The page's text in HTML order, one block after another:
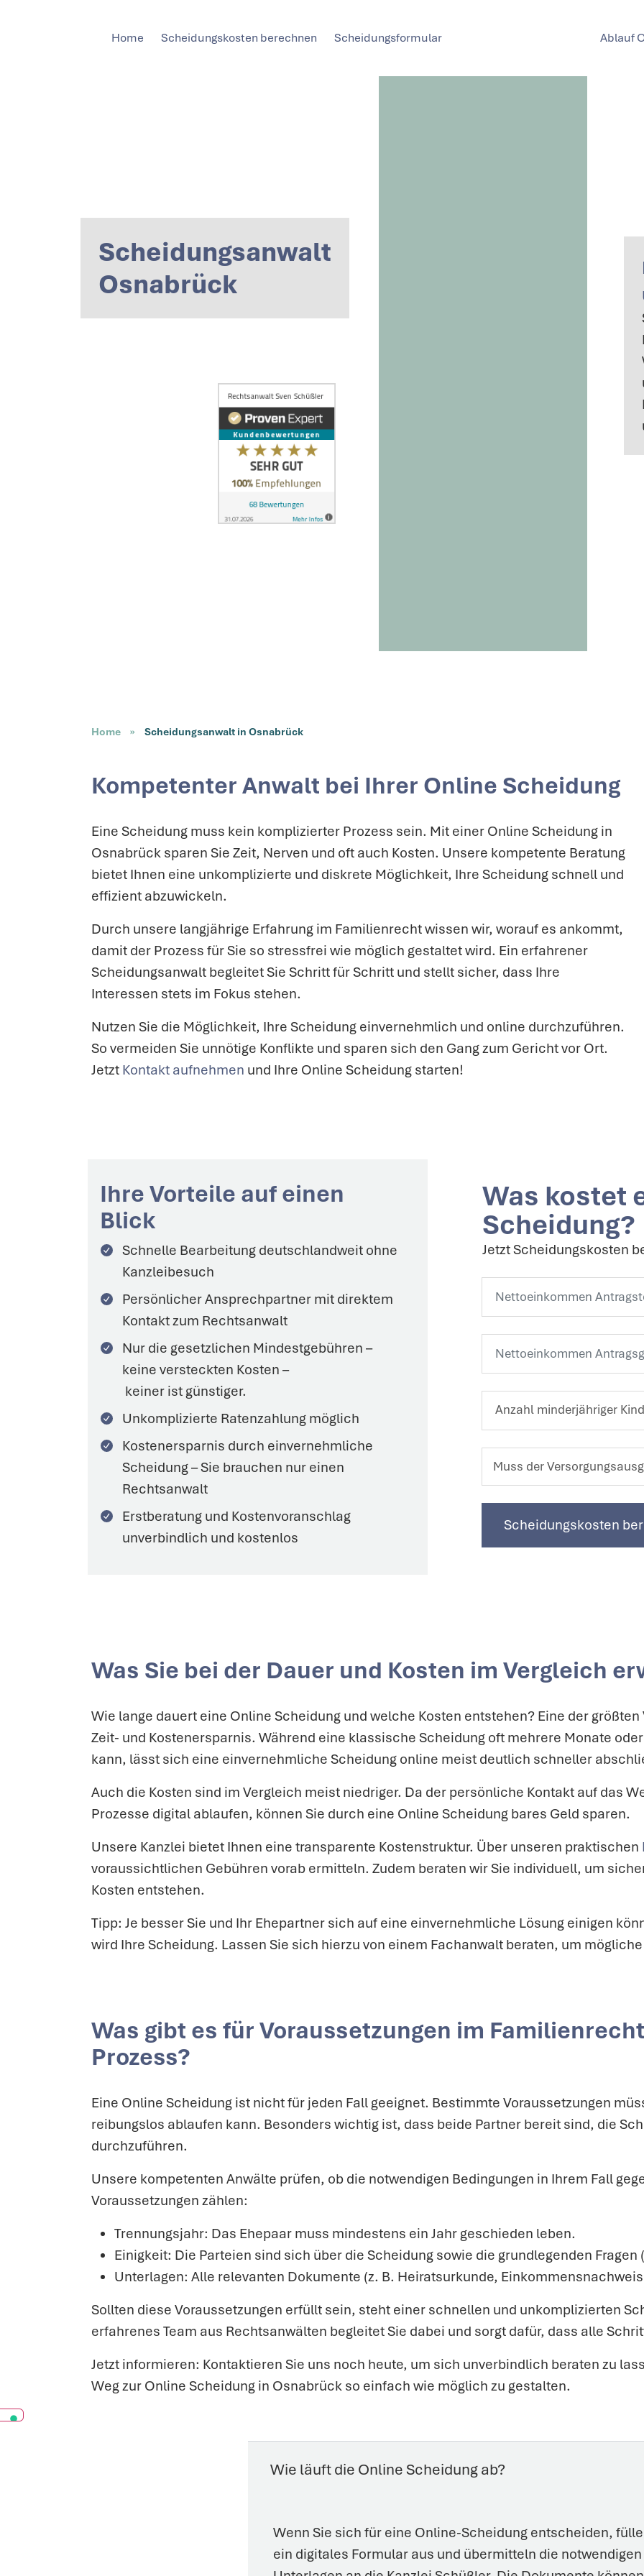
Home Scheidungskosten berechnen Scheidungsformular Ablauf
Scheidungsanwalt
Osnabrück
Home » Scheidungsanwalt in Osnabrück
Kompetenter Anwalt bei Ihrer Online Scheidung
Eine Scheidung muss kein komplizierter Prozess sein. Mit einer Online Scheidung in
Osnabrück sparen Sie Zeit, Nerven und oft auch Kosten. Unsere kompetente Beratung
bietet Ihnen eine unkomplizierte und diskrete Möglichkeit, Ihre Scheidung schnell und
effizient abzuwickeln.
Durch unsere langjährige Erfahrung im Familienrecht wissen wir, worauf es ankommt,
damit der Prozess für Sie so stressfrei wie möglich gestaltet wird. Ein erfahrener
Scheidungsanwalt begleitet Sie Schritt für Schritt und stellt sicher, dass Ihre
Interessen stets im Fokus stehen.
Nutzen Sie die Möglichkeit, Ihre Scheidung einvernehmlich und online durchzuführen.
So vermeiden Sie unnötige Konflikte und sparen sich den Gang zum Gericht vor Ort.
Jetzt Kontakt aufnehmen und Ihre Online Scheidung starten!
Ihre Vorteile auf einen
Blick
Schnelle Bearbeitung deutschlandweit ohne
Kanzleibesuch
PersönlicherAnsprechpartner mit direktem
Kontakt zum Rechtsanwalt
Nur die gesetzlichen Mindestgebühren –
keine versteckten Kosten –
keiner istgünstiger.
Unkomplizierte Ratenzahlung möglich
Kostenersparnis durch einvernehmliche
Scheidung – Sie brauchen nur einen
Rechtsanwalt
Erstberatung und Kostenvoranschlag
unverbindlich und kostenlos
Was kostet
Scheidung?
Jetzt Scheidungskosten
Muss der
Scheidungskosten
Was Sie bei der Dauer und Kosten im Vergleich
Wie lange dauert eine Online Scheidung und welche Kosten entstehen? Eine der
Zeit- und Kostenersparnis. Während eine klassische Scheidung oft mehrere Monate
kann, lässt sich eine einvernehmliche Scheidung online meist deutlich schneller
Auch die Kosten sind im Vergleich meist niedriger. Da der persönliche Kontakt auf das
Prozesse digital ablaufen, können Sie durch eine Online Scheidung bares Geld sparen.
Unsere Kanzlei bietet Ihnen eine transparente Kostenstruktur. Über unseren praktischen
voraussichtlichen Gebühren vorab ermitteln. Zudem beraten wir Sie individuell, um
Kosten entstehen.
Tipp: Je besser Sie und Ihr Ehepartner sich auf eine einvernehmliche Lösung einigen
wird Ihre Scheidung. Lassen Sie sich hierzu von einem Fachanwalt beraten, um
Was gibt es für Voraussetzungen im
Prozess?
Eine Online Scheidung ist nicht für jeden Fall geeignet. Bestimmte Voraussetzungen
reibungslos ablaufen kann. Besonders wichtig ist, dass beide Partner bereit sind, die
durchzuführen.
Unsere kompetenten Anwälte prüfen, ob die notwendigen Bedingungen in Ihrem Fall
Voraussetzungen zählen:
Trennungsjahr: Das Ehepaar muss mindestens ein Jahr geschieden leben.
Einigkeit: Die Parteien sind sich über die Scheidung sowie die grundlegenden
Unterlagen: Alle relevanten Dokumente (z. B. Heiratsurkunde,
Sollten diese Voraussetzungen erfüllt sein, steht einer schnellen und unkomplizierten
erfahrenes Team aus Rechtsanwälten begleitet Sie dabei und sorgt dafür, dass alle
Jetzt informieren: Kontaktieren Sie uns noch heute, um sich unverbindlich beraten zu
Weg zur Online Scheidung in Osnabrück so einfach wie möglich zu gestalten.
Wie läuft die Online Scheidung ab?
Wenn Sie sich für eine Online-Scheidung entscheiden,
ein digitales Formular aus und übermitteln die notwendigen